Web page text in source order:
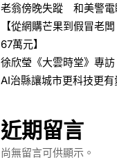
老翁傍晚失蹤 和美警電
【從網購芒果到假冒
67萬元】
徐欣瑩《大雲時堂》專
AI治縣讓城市更科技更有
近期留言
尚無留言可供顯示。